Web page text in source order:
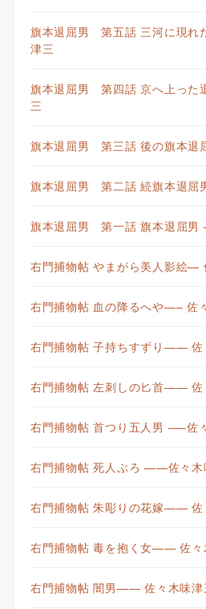
旗本退屈男 第五話 三河に現
津三
旗本退屈男 第四話 京へ上っ
三
旗本退屈男 第三話 後の旗本退
旗本退屈男 第二話 続旗本退屈
旗本退屈男 第一話 旗本退屈男
右門捕物帖 やまがら美人影絵—
右門捕物帖 血の降るへや—– 佐
右門捕物帖 子持ちすずり—— 佐
右門捕物帖 左刺しの匕首—— 佐
右門捕物帖 首つり五人男 —–佐
右門捕物帖 死人ぶろ ——佐々木
右門捕物帖 朱彫りの花嫁—— 佐
右門捕物帖 毒を抱く女—— 佐々
右門捕物帖 闇男—— 佐々木味津